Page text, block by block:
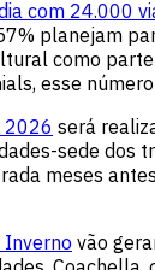
com 24.000
planejam
como
esse
2026 será
sede dos
meses
Inverno vão